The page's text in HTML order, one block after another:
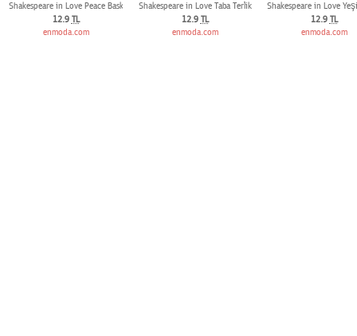
Shakespeare in Love Peace Baskılı Beyaz G-String
12.9 TL
enmoda.com
Shakespeare in Love Taba Terlik
12.9 TL
enmoda.com
Shakespeare in Love
12.9 TL
enmoda.com